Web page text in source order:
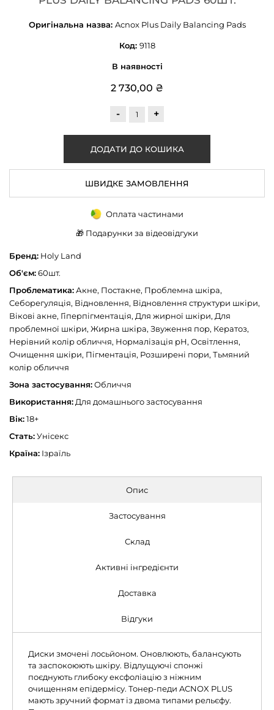
Оригінальна назва: Acnox Plus Daily Balancing Pads
Код: 9118
В наявності
2 730,00 ₴
- +
ШВИДКЕ ЗАМОВЛЕННЯ
Оплата частинами
🎁 Подарунки за відеовідгуки
Бренд: Holy Land
Об'єм:60шт.
Проблематика:Акне, Постакне, Проблемна шкіра,
Cеборегуляція, Відновлення, Відновлення структури шкіри,
Вікові акне, Гіперпігментація, Для жирної шкіри, Для
проблемної шкіри, Жирна шкіра, Звуження пор, Кератоз,
Нерівний колір обличчя, Нормалізація pH, Освітлення,
Очищення шкіри, Пігментація, Розширені пори, Тьмяний
колір обличчя
Зона застосування:Обличчя
Використання: Для домашнього застосування
Вік:18+
Стать:Унісекс
Країна: Ізраїль
Опис
Застосування
Склад
Активні інгредієнти
Доставка
Відгуки
Диски змочені лосьйоном. Оновлюють, балансують
та заспокоюють шкіру. Відлущуючі спонжі
поєднують глибоку ексфоліацію з ніжним
очищенням епідермісу. Тонер-педи ACNOX PLUS
мають зручний формат із двома типами рельєфу.